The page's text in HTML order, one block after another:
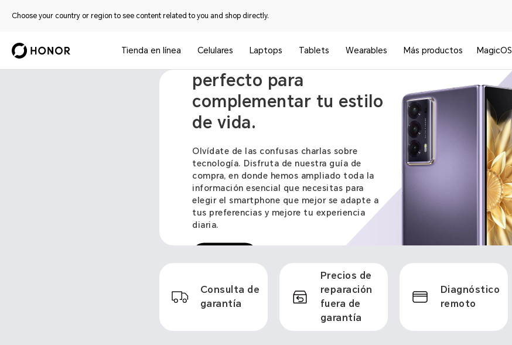
Choose your country or region to see content related to you and shop directly.
Tienda en línea Celulares Laptops Tablets Wearables Más productos MagicOS
Descubre el teléfono
perfecto para
complementar tu estilo
de vida.
Olvídate de las confusas charlas sobre
tecnología. Disfruta de nuestra guía de
compra, en donde hemos ampliado toda la
información esencial que necesitas para
elegir el smartphone que mejor se adapte a
tus preferencias y mejore tu experiencia
diaria.
Consulta de
garantía
Precios de
reparación
fuera de
garantía
Diagnóstico
remoto